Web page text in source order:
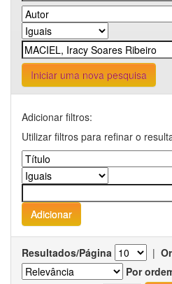
Iniciar uma nova pesquisa
Adicionar filtros:
Utilizar filtros para refinar o
Resultados/Página |
Por